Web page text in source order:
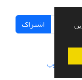
اشتراک
از سیناوب